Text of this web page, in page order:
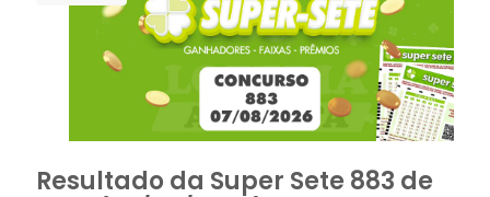
Resultado da Super Sete 883 de